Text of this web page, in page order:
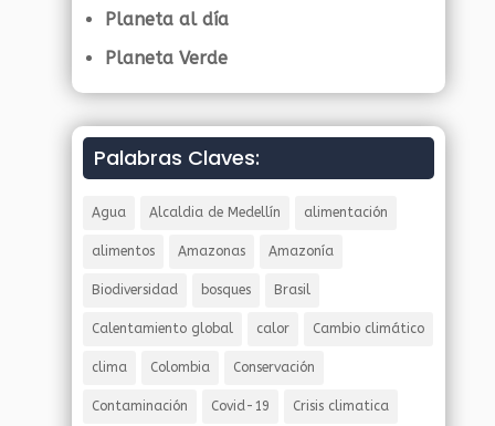
Planeta al día
Planeta Verde
Palabras Claves:
Agua Alcaldia de Medellín alimentación
alimentos Amazonas Amazonía
Biodiversidad bosques Brasil
Calentamiento global calor Cambio climático
clima Colombia Conservación
Contaminación Covid-19 Crisis climatica